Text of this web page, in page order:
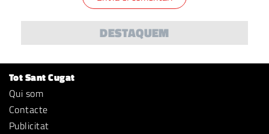
DESTAQUEM
Tot Sant Cugat
Qui som
Contacte
Publicitat